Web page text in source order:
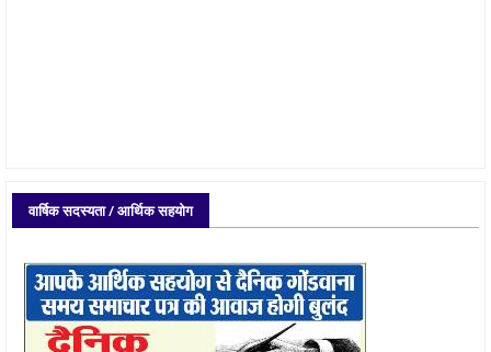
वार्षिक सदस्यता / आर्थिक सहयोग